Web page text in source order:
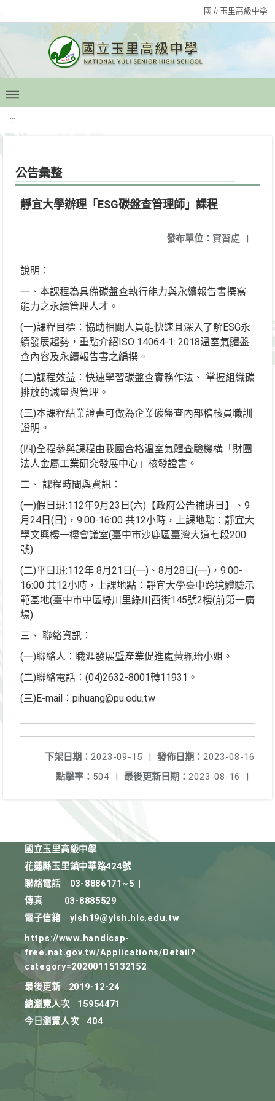
國立玉里高級中學
:::
公告彙整
靜宜大學辦理「ESG碳盤查管理師」課程
發布單位： 實習處 |
說明：
一、本課程為具備碳盤查執行能力與永續報告書撰寫
能力之永續管理人才。
(一)課程目標：協助相關人員能快速且深入了解ESG永
續發展趨勢，重點介紹ISO 14064-1: 2018溫室氣體盤
查內容及永續報告書之編撰。
(二)課程效益：快速學習碳盤查實務作法、 掌握組織碳
排放的減量與管理。
(三)本課程結業證書可做為企業碳盤查內部稽核員職訓
證明。
(四)全程參與課程由我國合格溫室氣體查驗機構「財團
法人金屬工業研究發展中心」核發證書。
二、 課程時間與資訊：
(一)假日班:112年9月23日(六)【政府公告補班日】、9
月24日(日)，9:00-16:00 共12小時，上課地點：靜宜大
學文興樓一樓會議室(臺中市沙鹿區臺灣大道七段200
號)
(二)平日班:112年 8月21日(一)、8月28日(一)，9:00-
16:00 共12小時，上課地點：靜宜大學臺中跨境體驗示
範基地(臺中市中區綠川里綠川西街145號2樓(前第一廣
場)
三、 聯絡資訊：
(一)聯絡人：職涯發展暨產業促進處黃珮珆小姐。
(二)聯絡電話：(04)2632-8001轉11931。
(三)E-mail：pihuang@pu.edu.tw
發佈日期： 2023-08-16
下架日期： 2023-09-15
|
最後更新日期： 2023-08-16 |
點擊率： 504 |
國立玉里高級中學
花蓮縣玉里鎮中華路424號
聯絡電話
03-8886171~5
傳真
03-8885529
電子信箱
ylsh19@ylsh.hlc.edu.tw
https://www.handicap-
free.nat.gov.tw/Applications/Detail?
category=20200115132152
最後更新
2019-12-24
總瀏覽人次
15954471
今日瀏覽人次
404